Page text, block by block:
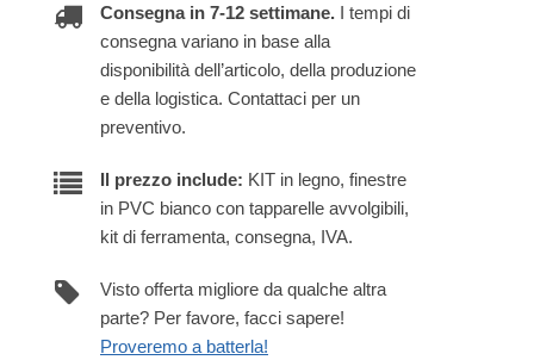
Consegna in 7-12 settimane. I tempi di
consegna variano in base alla
disponibilità dell’articolo, della produzione
e della logistica. Contattaci per un
preventivo.
Il prezzo include: KIT in legno, finestre
in PVC bianco con tapparelle avvolgibili,
kit di ferramenta, consegna, IVA.
Visto offerta migliore da qualche altra
parte? Per favore, facci sapere!
Proveremo a batterla!